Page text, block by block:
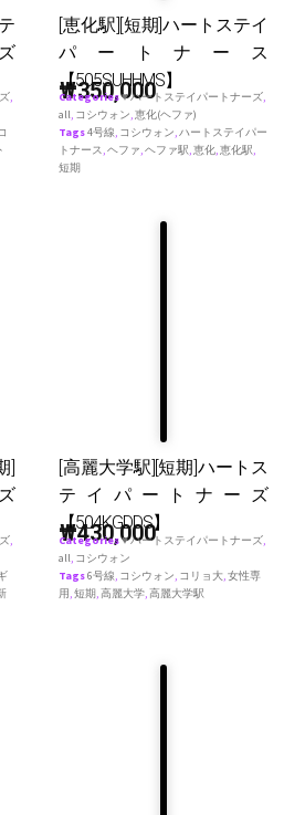
,
[恵化駅][短期]ハートステイ
パートナース
【505SUHHMS】
₩350,000
Categories♥ ハートステイパートナーズ,
all, コシウォン,恵化(ヘファ)
Tags4号線, コシウォン,ハートステイパー
トナース,ヘファ,ヘファ駅,恵化,恵化駅,
短期
]
,
[高麗大学駅][短期]ハートス
テイパートナーズ
【504KGDDS】
₩430,000
Categories♥ ハートステイパートナーズ,
all, コシウォン
Tags6号線, コシウォン, コリョ大,女性専
用,短期,高麗大学,高麗大学駅